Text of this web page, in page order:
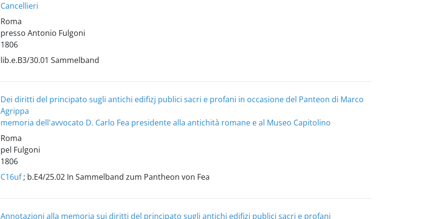
Cancellieri
Roma
presso Antonio Fulgoni
1806
lib.e.B3/30.01 Sammelband
Dei diritti del principato sugli antichi edifizj publici sacri e profani in occasione del Panteon di Marco
Agrippa
memoria dell'avvocato D. Carlo Fea presidente alla antichità romane e al Museo Capitolino
Roma
pel Fulgoni
1806
C16uf; b.E4/25.02 In Sammelband zum Pantheon von Fea
Annotazioni alla memoria sui diritti del principato sugli antichi edifizj publici sacri e profani